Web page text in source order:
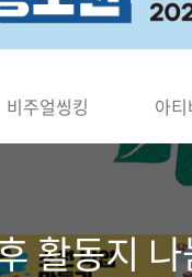
비주얼씽킹 아
활동지